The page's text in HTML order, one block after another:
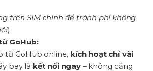
trên SIM chính để tránh phí không
)
GoHub:
từ GoHub online, kích hoạt chỉ vài
bay là kết nối ngay – không căng